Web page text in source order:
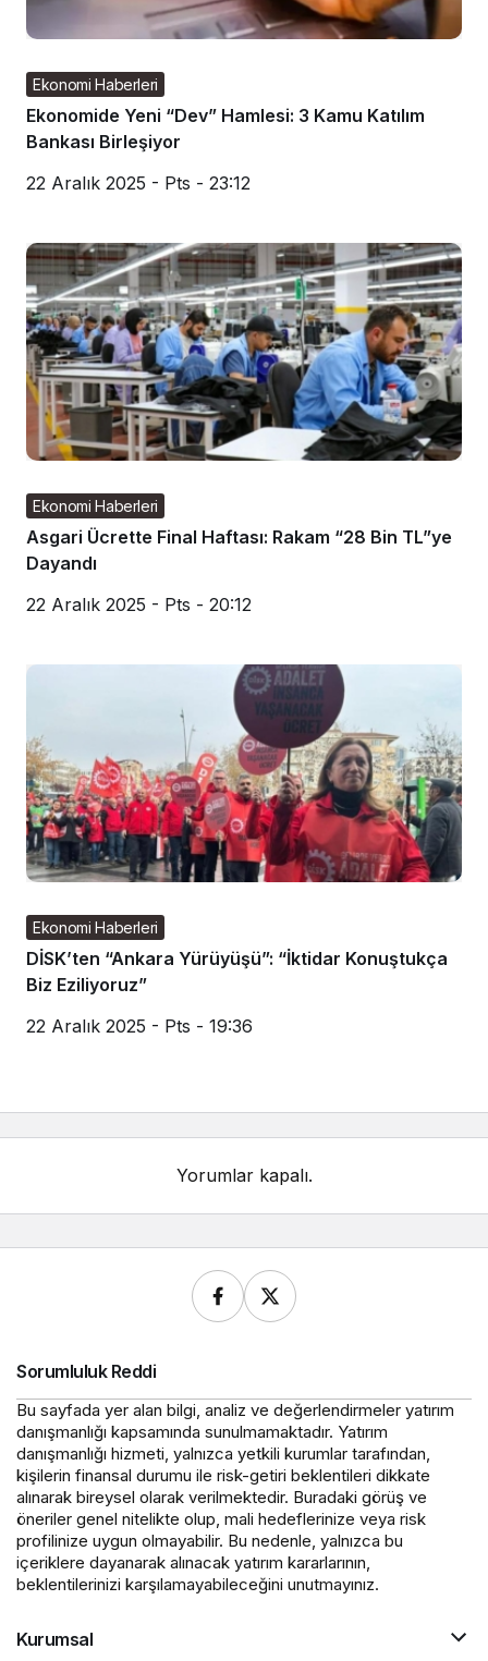
Ekonomi Haberleri
Ekonomide Yeni “Dev” Hamlesi: 3 Kamu Katılım
Bankası Birleşiyor
22 Aralık 2025 - Pts - 23:12
Ekonomi Haberleri
Asgari Ücrette Final Haftası: Rakam “28 Bin TL”ye
Dayandı
22 Aralık 2025 - Pts - 20:12
Ekonomi Haberleri
DİSK’ten “Ankara Yürüyüşü”: “İktidar Konuştukça
Biz Eziliyoruz”
22 Aralık 2025 - Pts - 19:36
Yorumlar kapalı.
Sorumluluk Reddi
Bu sayfada yer alan bilgi, analiz ve değerlendirmeler yatırım
danışmanlığı kapsamında sunulmamaktadır. Yatırım
danışmanlığı hizmeti, yalnızca yetkili kurumlar tarafından,
kişilerin finansal durumu ile risk-getiri beklentileri dikkate
alınarak bireysel olarak verilmektedir. Buradaki görüş ve
öneriler genel nitelikte olup, mali hedeflerinize veya risk
profilinize uygun olmayabilir. Bu nedenle, yalnızca bu
içeriklere dayanarak alınacak yatırım kararlarının,
beklentilerinizi karşılamayabileceğini unutmayınız.
Kurumsal